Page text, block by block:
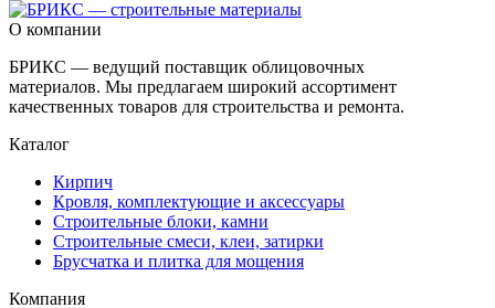
О компании
БРИКС — ведущий поставщик облицовочных
материалов. Мы предлагаем широкий ассортимент
качественных товаров для строительства и ремонта.
Каталог
Кирпич
Кровля, комплектующие и аксессуары
Строительные блоки, камни
Строительные смеси, клеи, затирки
Брусчатка и плитка для мощения
Компания